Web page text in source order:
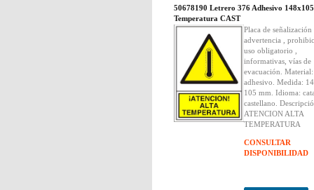
50678190 Letrero 376 Adhesivo
Temperatura CAST
Placa de señalización
advertencia ,
uso obligatorio ,
informativas, vías de
evacuación.
adhesivo. Medida:
105 mm. Idioma:
castellano.
ATENCION ALTA
TEMPERATURA
CONSULTAR
DISPONIBILIDAD